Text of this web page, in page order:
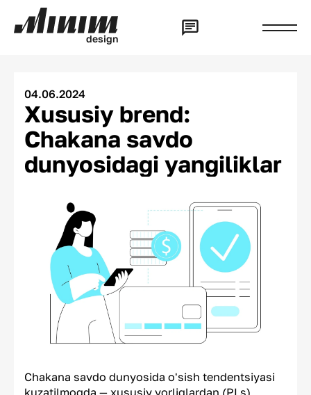
design
04.06.2024
Xususiy brend:
Chakana savdo
dunyosidagi yangiliklar
Chakana savdo dunyosida o'sish tendentsiyasi
kuzatilmoqda — xususiy yorliqlardan (PLs)